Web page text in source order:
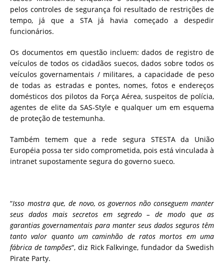
pelos controles de segurança foi resultado de restrições de
tempo, já que a STA já havia começado a despedir
funcionários.
Os documentos em questão incluem: dados de registro de
veículos de todos os cidadãos suecos, dados sobre todos os
veículos governamentais / militares, a capacidade de peso
de todas as estradas e pontes, nomes, fotos e endereços
domésticos dos pilotos da Força Aérea, suspeitos de polícia,
agentes de elite da SAS-Style e qualquer um em esquema
de proteção de testemunha.
Também temem que a rede segura STESTA da União
Européia possa ter sido comprometida, pois está vinculada à
intranet supostamente segura do governo sueco.
“Isso mostra que, de novo, os governos não conseguem manter
seus dados mais secretos em segredo – de modo que as
garantias governamentais para manter seus dados seguros têm
tanto valor quanto um caminhão de ratos mortos em uma
fábrica de tampões“, diz Rick Falkvinge, fundador da Swedish
Pirate Party.